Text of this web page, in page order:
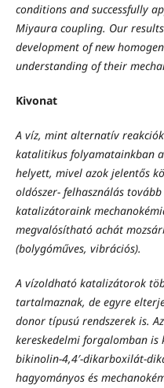
conditions and successfully
Miyaura coupling. Our
development of new
understanding of their
Kivonat
A víz, mint alternatív
katalitikus folyamatainkban
helyett, mivel azok jelentős
oldószer- felhasználás
katalizátoraink
megvalósítható achát
(bolygóműves, vibrációs).
A vízoldható katalizátorok
tartalmaznak, de egyre
donor típusú rendszerek is.
kereskedelmi forgalomban is
bikinolin-4,4′-dikarboxilát-
hagyományos és